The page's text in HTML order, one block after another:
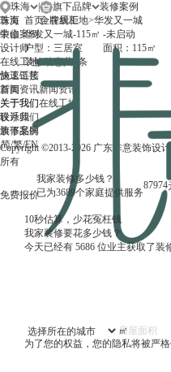
珠海
珠海
中山
旗下品牌
金牌厨柜
首页
装修案例
设计师
在线工地
施工工艺
新闻资讯
关于我们
联系我们
旗下品牌
简/繁/EN
首页>在线工地>华发又一城
华发又一城-115㎡ -未启动
户型： 三居室 面积： 115㎡
装修动态共 条
快速链接
首页
关于我们
设计师
装修案例
新闻资讯
在线工地
Copyright ©2013-2026 广东非意装饰设
所有
免费报价
我家装修多少钱？
已为3689个家庭提供服务
87974
10秒估算，少花冤枉钱
我家装修要花多少钱？
今天已经有 5686 位业主获取了装
㎡
为了您的权益，您的隐私将被严